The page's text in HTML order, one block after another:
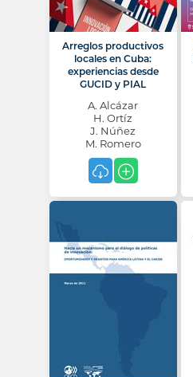
Arreglos productivos
locales en Cuba:
experiencias desde
GUCID y PIAL
A. Alcázar
H. Ortíz
J. Núñez
M. Romero